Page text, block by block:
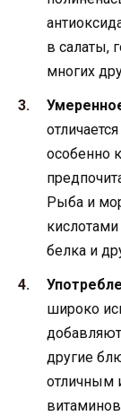
в салаты,
многих
особенно
Рыба и
белка и
широко
другие
отличным